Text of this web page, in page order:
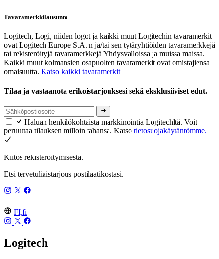
Tavaramerkkilausunto
Logitech, Logi, niiden logot ja kaikki muut Logitechin tavaramerkit
ovat Logitech Europe S.A.:n ja/tai sen tytäryhtiöiden tavaramerkkejä
tai rekisteröityjä tavaramerkkejä Yhdysvalloissa ja muissa maissa.
Kaikki muut kolmansien osapuolten tavaramerkit ovat omistajiensa
omaisuutta. Katso kaikki tavaramerkit
Tilaa ja vastaanota erikoistarjouksesi sekä eksklusiiviset edut.
Haluan henkilökohtaista markkinointia Logitechltä. Voit
peruuttaa tilauksen milloin tahansa. Katso tietosuojakäytäntömme.
Kiitos rekisteröitymisestä.
Etsi tervetuliaistarjous postilaatikostasi.
FI,fi
Logitech